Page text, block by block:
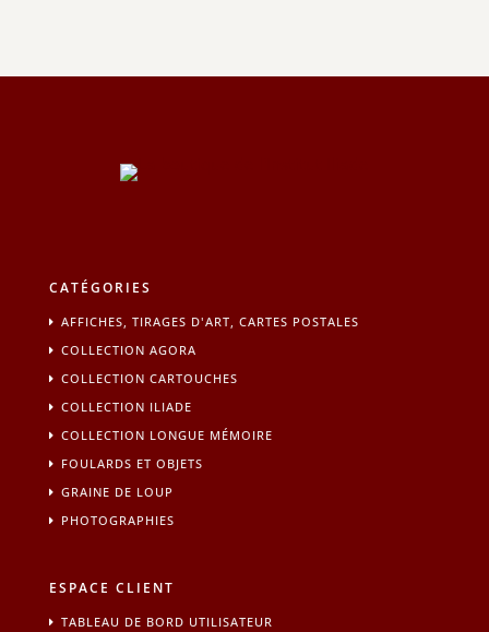
CATÉGORIES
AFFICHES, TIRAGES D'ART, CARTES POSTALES
COLLECTION AGORA
COLLECTION CARTOUCHES
COLLECTION ILIADE
COLLECTION LONGUE MÉMOIRE
FOULARDS ET OBJETS
GRAINE DE LOUP
PHOTOGRAPHIES
ESPACE CLIENT
TABLEAU DE BORD UTILISATEUR